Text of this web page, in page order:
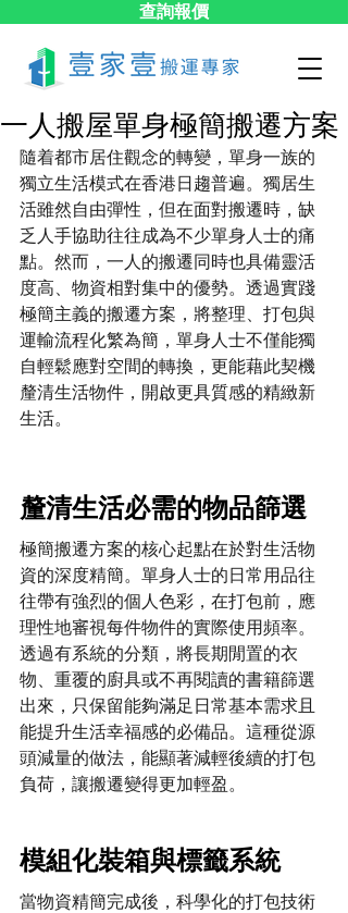
查詢報價
一人搬屋單身極簡搬遷方案
隨着都市居住觀念的轉變，單身一族的
獨立生活模式在香港日趨普遍。獨居生
活雖然自由彈性，但在面對搬遷時，缺
乏人手協助往往成為不少單身人士的痛
點。然而，一人的搬遷同時也具備靈活
度高、物資相對集中的優勢。透過實踐
極簡主義的搬遷方案，將整理、打包與
運輸流程化繁為簡，單身人士不僅能獨
自輕鬆應對空間的轉換，更能藉此契機
釐清生活物件，開啟更具質感的精緻新
生活。
釐清生活必需的物品篩選
極簡搬遷方案的核心起點在於對生活物
資的深度精簡。單身人士的日常用品往
往帶有強烈的個人色彩，在打包前，應
理性地審視每件物件的實際使用頻率。
透過有系統的分類，將長期閒置的衣
物、重覆的廚具或不再閱讀的書籍篩選
出來，只保留能夠滿足日常基本需求且
能提升生活幸福感的必備品。這種從源
頭減量的做法，能顯著減輕後續的打包
負荷，讓搬遷變得更加輕盈。
模組化裝箱與標籤系統
當物資精簡完成後，科學化的打包技術